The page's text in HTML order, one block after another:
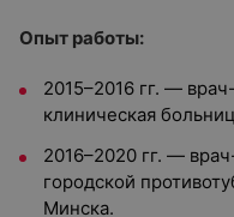
Опыт работы:
2015–2016 гг. —
клиническая
2016–2020 гг. —
городской
Минска.